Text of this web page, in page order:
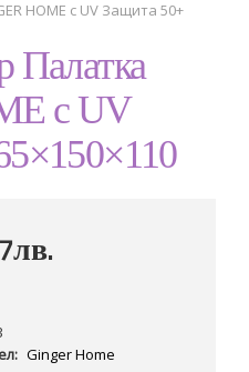
HOME с UV Защита 50+
Палатка
с UV
лв.
Ginger Home